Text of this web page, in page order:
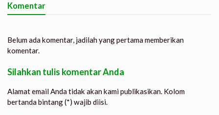
Komentar
Belum ada komentar, jadilah yang pertama memberikan
komentar.
Silahkan tulis komentar Anda
Alamat email Anda tidak akan kami publikasikan. Kolom
bertanda bintang (*) wajib diisi.